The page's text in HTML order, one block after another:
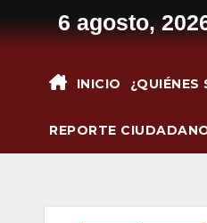
al
6 agosto,
INICIO ¿QUIÉNES
REPORTE